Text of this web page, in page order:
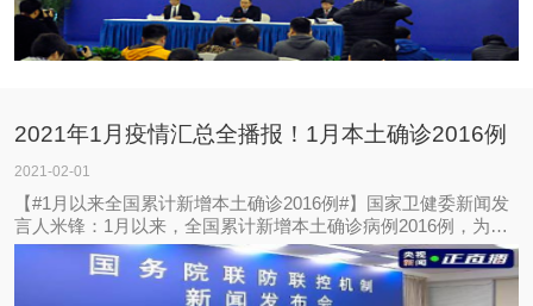
2021年1月疫情汇总全播报！1月本土确诊2016例
2021-02-01
【#1月以来全国累计新增本土确诊2016例#】国家卫健委新闻发
言人米锋：1月以来，全国累计新增本土确诊病例2016例，为去
年3月以来单月最多，疫情呈现零星散发和局部地区聚集性疫情
交织叠加态势。本周后半段，全国现有本土确诊病例和无症状感
染者数量已经开始下降，前期